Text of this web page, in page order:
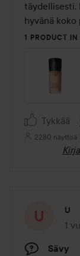
täydellisesti.
hyvänä
1 PRODUCT
Tykkää
2280 näyttöä
U
1
Sävy